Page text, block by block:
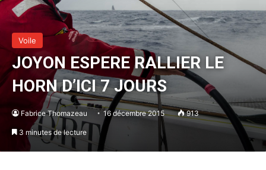
Voile
JOYON ESPERE RALLIER LE
HORN D’ICI 7 JOURS
Fabrice Thomazeau 16 décembre 2015 913
3 minutes de lecture